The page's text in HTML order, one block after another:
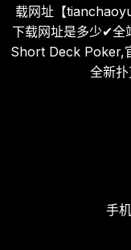
载网址【
下载网址是多少✔
Short Deck Poker,
全新
手